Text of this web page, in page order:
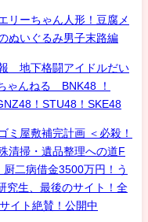
リーちゃん人形！豆腐メ
ぬいぐるみ男子末路編
地下格闘アイドルだい
ゃんねる BNK48 ！
！STU48！SKE48
ミ屋敷補完計画 ＜必殺！
清掃・遺品整理への道F
二病借金3500万円！う
究生、最後のサイト！全
イト絶賛！公開中